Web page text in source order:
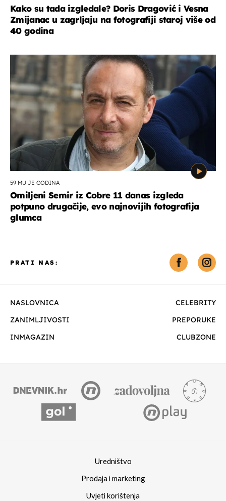
Kako su tada izgledale? Doris Dragović i Vesna
Zmijanac u zagrljaju na fotografiji staroj više od
40 godina
59 MU JE GODINA
Omiljeni Semir iz Cobre 11 danas izgleda
potpuno drugačije, evo najnovijih fotografija
glumca
NASLOVNICA
CELEBRITY
ZANIMLJIVOSTI
PREPORUKE
INMAGAZIN
CLUBZONE
PRATI NAS:
Uredništvo
Prodaja i marketing
Uvjeti korištenja